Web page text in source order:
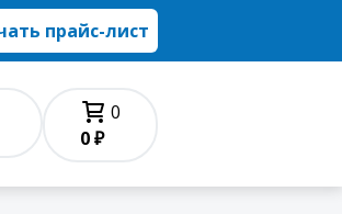
прайс-лист
0
0 ₽